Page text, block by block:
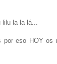
la la lá...
eso HOY os